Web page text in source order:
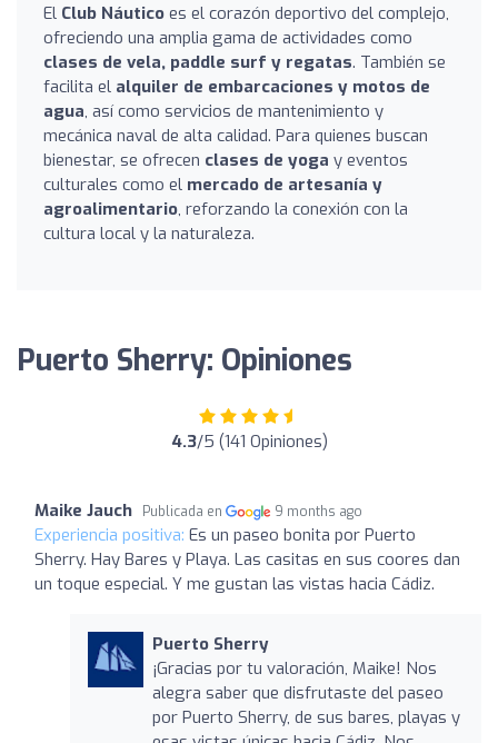
El Club Náutico es el corazón deportivo del complejo,
ofreciendo una amplia gama de actividades como
clases de vela, paddle surf y regatas. También se
facilita el alquiler de embarcaciones y motos de
agua, así como servicios de mantenimiento y
mecánica naval de alta calidad. Para quienes buscan
bienestar, se ofrecen clases de yoga y eventos
culturales como el mercado de artesanía y
agroalimentario, reforzando la conexión con la
cultura local y la naturaleza.
Puerto Sherry: Opiniones
4.3/5 (141 Opiniones)
Maike Jauch Publicada en 9 months ago
Experiencia positiva: Es un paseo bonita por Puerto
Sherry. Hay Bares y Playa. Las casitas en sus coores dan
un toque especial. Y me gustan las vistas hacia Cádiz.
Puerto Sherry
¡Gracias por tu valoración, Maike! Nos
alegra saber que disfrutaste del paseo
por Puerto Sherry, de sus bares, playas y